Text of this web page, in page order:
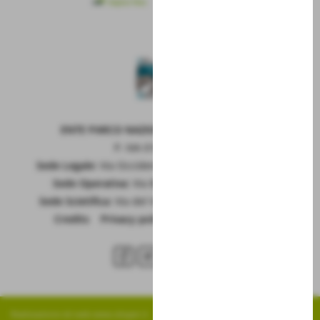
ENTE PARCO NAZIONALE DELLA MAIELLA
Sede Legale:
Via Occidentale 6, GUARDIAGRELE (Ch)
Sede Operativa:
Sede Scietifica:
Via del Vivaio, CARAMANICO T. (Pe)
Credits
Privacy policy